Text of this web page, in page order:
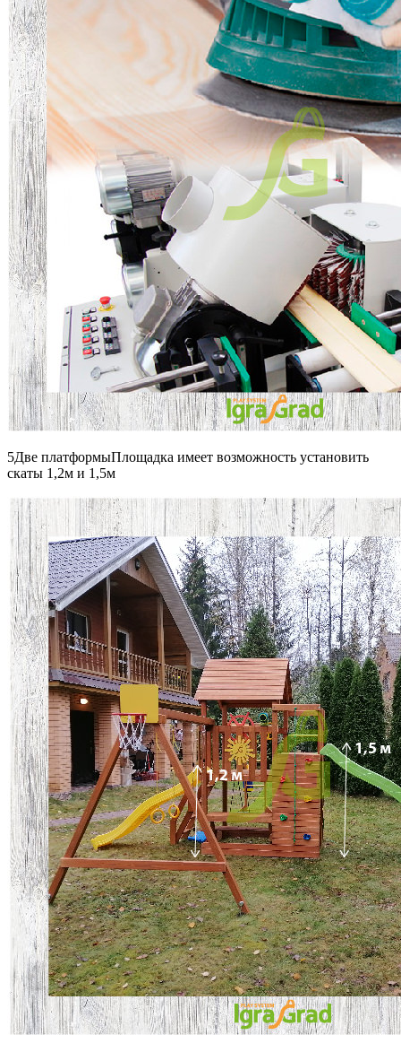
5Две платформыПлощадка имеет возможность установить
скаты 1,2м и 1,5м